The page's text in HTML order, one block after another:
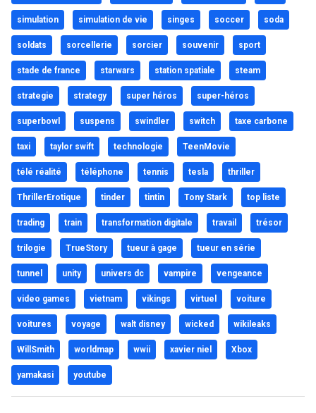
simulation simulation de vie singes soccer soda
soldats sorcellerie sorcier souvenir sport
stade de france starwars station spatiale steam
strategie strategy super héros super-héros
superbowl suspens swindler switch taxe carbone
taxi taylor swift technologie TeenMovie
télé réalité téléphone tennis tesla thriller
ThrillerErotique tinder tintin Tony Stark top liste
trading train transformation digitale travail trésor
trilogie TrueStory tueur à gage tueur en série
tunnel unity univers dc vampire vengeance
video games vietnam vikings virtuel voiture
voitures voyage walt disney wicked wikileaks
WillSmith worldmap wwii xavier niel Xbox
yamakasi youtube